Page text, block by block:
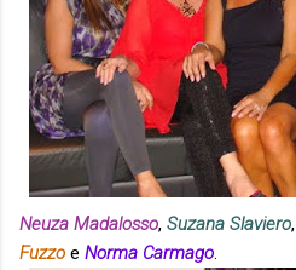
Neuza Madalosso, Suzana Slaviero,
Fuzzo e Norma Carmago